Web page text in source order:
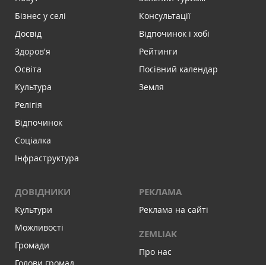
Бізнес у селі
Досвід
Здоров'я
Освіта
Культура
Релігія
Відпочинок
Соціалка
Інфраструктура
Консультації
Відпочинок і хобі
Рейтинги
Посівний календар
Земля
ДОВІДНИКИ
Культури
Можливості
Громади
РЕКЛАМА
Реклама на сайті
ZEMLIAK
Про нас